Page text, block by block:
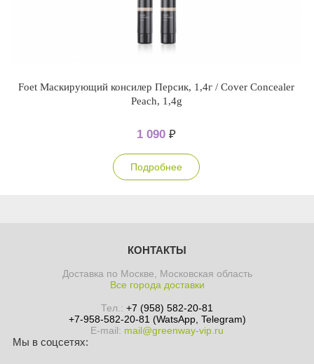
Foet Маскирующий консилер Персик, 1,4г / Cover Concealer
Peach, 1,4g
1 090 ₽
Подробнее
КОНТАКТЫ
Доставка по Москве, Московская область
Все города доставки
Тел.: +7 (958) 582-20-81
+7-958-582-20-81 (WatsApp, Telegram)
E-mail: mail@greenway-vip.ru
Мы в соцсетях: